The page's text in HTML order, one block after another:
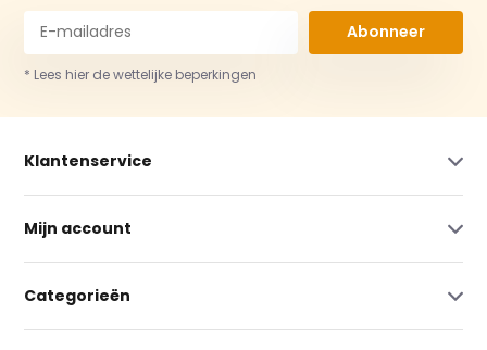
Abonneer
* Lees hier de wettelijke beperkingen
Klantenservice
Mijn account
Categorieën